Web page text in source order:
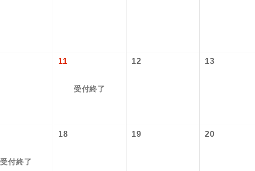
11
受付終了
12 13
受付終了
18 19 20
価格変動型ツアーとは
お申し込み時期・ご利用便の空席状況によって料金が変動いたします。
お支払いは、クレジットカード決済のみとなります。
す。
同行します。
新コース 初登場のコースです。